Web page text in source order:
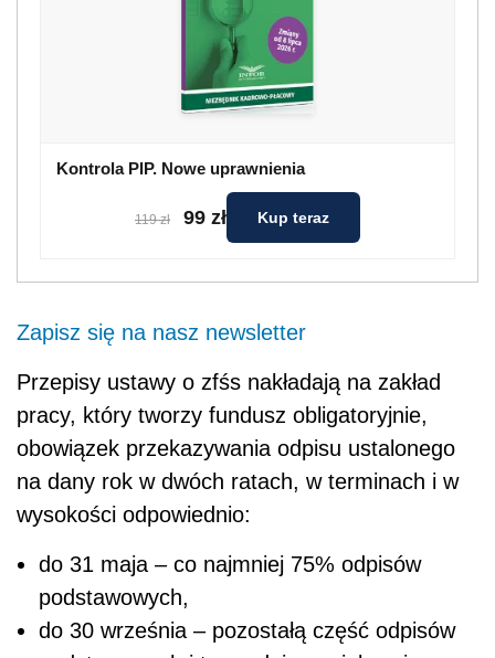
Kontrola PIP. Nowe uprawnienia
119 zł 99 zł Kup teraz
Zapisz się na nasz newsletter
Przepisy ustawy o zfśs nakładają na zakład
pracy, który tworzy fundusz obligatoryjnie,
obowiązek przekazywania odpisu ustalonego
na dany rok w dwóch ratach, w terminach i w
wysokości odpowiednio:
do 31 maja – co najmniej 75% odpisów
podstawowych,
do 30 września – pozostałą część odpisów